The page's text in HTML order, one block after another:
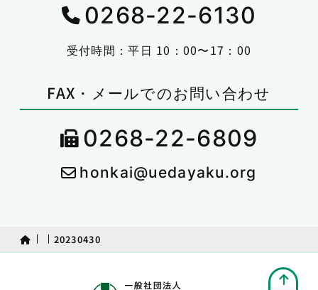
0268-22-6130
受付時間：平日 10：00〜17：00
FAX・メールでのお問い合わせ
0268-22-6809
honkai@uedayaku.org
20230430